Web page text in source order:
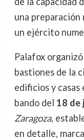
una
un ejército
Palafox
bastiones de la
edificios y casas
bando del 18 de
Zaragoza,
en detalle,